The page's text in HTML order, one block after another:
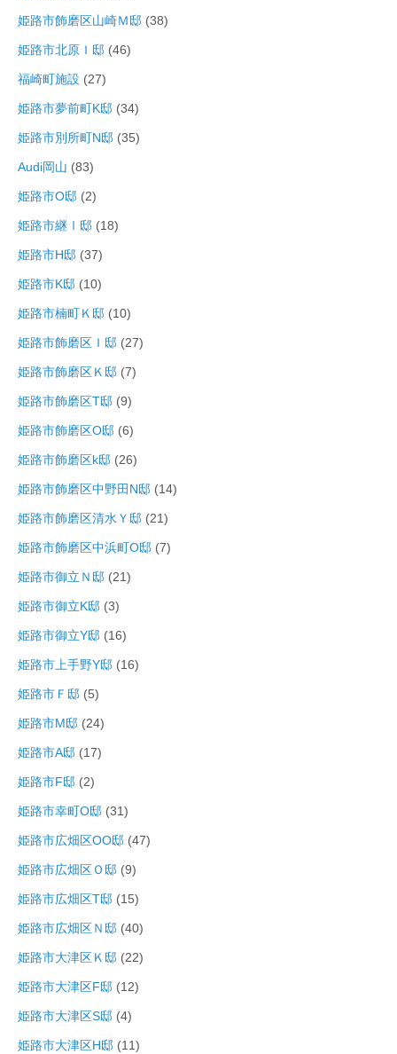
姫路市飾磨区山崎Ｍ邸 (38)
姫路市北原Ｉ邸 (46)
福崎町施設 (27)
姫路市夢前町K邸 (34)
姫路市別所町N邸 (35)
Audi岡山 (83)
姫路市O邸 (2)
姫路市継Ⅰ邸 (18)
姫路市H邸 (37)
姫路市K邸 (10)
姫路市楠町Ｋ邸 (10)
姫路市飾磨区Ｉ邸 (27)
姫路市飾磨区Ｋ邸 (7)
姫路市飾磨区T邸 (9)
姫路市飾磨区O邸 (6)
姫路市飾磨区k邸 (26)
姫路市飾磨区中野田N邸 (14)
姫路市飾磨区清水Ｙ邸 (21)
姫路市飾磨区中浜町O邸 (7)
姫路市御立Ｎ邸 (21)
姫路市御立K邸 (3)
姫路市御立Y邸 (16)
姫路市上手野Y邸 (16)
姫路市Ｆ邸 (5)
姫路市M邸 (24)
姫路市A邸 (17)
姫路市F邸 (2)
姫路市幸町O邸 (31)
姫路市広畑区OO邸 (47)
姫路市広畑区Ｏ邸 (9)
姫路市広畑区T邸 (15)
姫路市広畑区Ｎ邸 (40)
姫路市大津区Ｋ邸 (22)
姫路市大津区F邸 (12)
姫路市大津区S邸 (4)
姫路市大津区H邸 (11)